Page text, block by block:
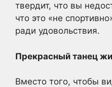
твердит, что вы
что это «не
ради удовольствия.
Прекрасный танец
Вместо того, чтобы